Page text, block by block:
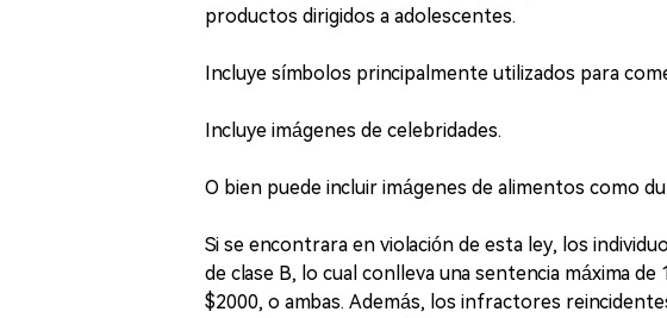
productos dirigidos a adolescentes.
Incluye símbolos principalmente utilizados para
Incluye imágenes de celebridades.
O bien puede incluir imágenes de alimentos como
Si se encontrara en violación de esta ley, los
de clase B, lo cual conlleva una sentencia máxima
$2000, o ambas. Además, los infractores